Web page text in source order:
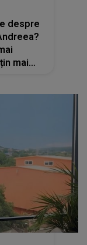
despre
mai